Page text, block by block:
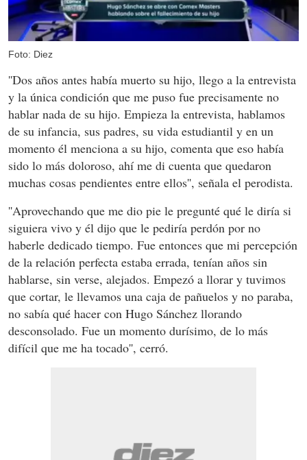
Foto: Diez
''Dos años antes había muerto su hijo, llego a la entrevista
y la única condición que me puso fue precisamente no
hablar nada de su hijo. Empieza la entrevista, hablamos
de su infancia, sus padres, su vida estudiantil y en un
momento él menciona a su hijo, comenta que eso había
sido lo más doloroso, ahí me di cuenta que quedaron
muchas cosas pendientes entre ellos'', señala el perodista.
''Aprovechando que me dio pie le pregunté qué le diría si
siguiera vivo y él dijo que le pediría perdón por no
haberle dedicado tiempo. Fue entonces que mi percepción
de la relación perfecta estaba errada, tenían años sin
hablarse, sin verse, alejados. Empezó a llorar y tuvimos
que cortar, le llevamos una caja de pañuelos y no paraba,
no sabía qué hacer con Hugo Sánchez llorando
desconsolado. Fue un momento durísimo, de lo más
difícil que me ha tocado'', cerró.